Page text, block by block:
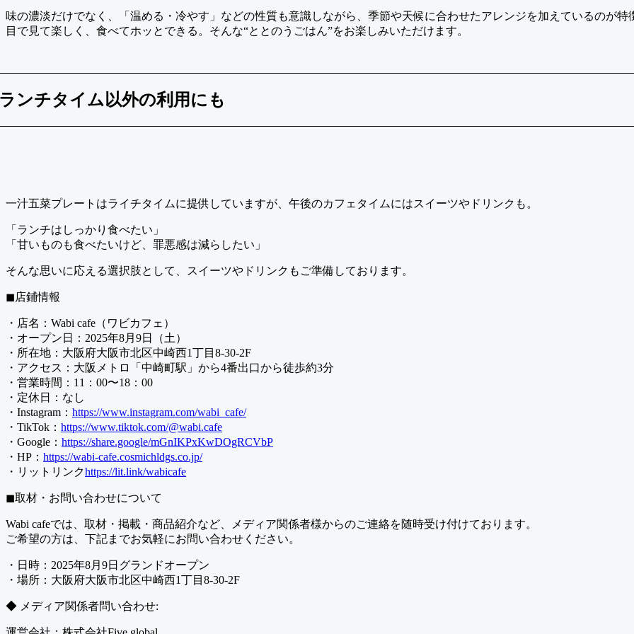
味の濃淡だけでなく、「温める・冷やす」などの性質も意識しながら、季節や天候に合わせたアレンジを加えているのが特
目で見て楽しく、食べてホッとできる。そんな“ととのうごはん”をお楽しみいただけます。
ンチタイム以外の利用にも
一汁五菜プレートはライチタイムに提供していますが、午後のカフェタイムにはスイーツやドリンクも。
「ランチはしっかり食べたい」
「甘いものも食べたいけど、罪悪感は減らしたい」
そんな思いに応える選択肢として、スイーツやドリンクもご準備しております。
◼︎店鋪情報
・店名：Wabi cafe（ワビカフェ）
・オープン日：2025年8月9日（土）
・所在地：大阪府大阪市北区中崎西1丁目8-30-2F
・アクセス：大阪メトロ「中崎町駅」から4番出口から徒歩約3分
・営業時間：11：00〜18：00
・定休日：なし
・Instagram： https://www.instagram.com/wabi_cafe/
・TikTok： https://www.tiktok.com/@wabi.cafe
・Google： https://share.google/mGnIKPxKwDOgRCVbP
・HP： https://wabi-cafe.cosmichldgs.co.jp/
・リットリンクhttps://lit.link/wabicafe
◼︎取材・お問い合わせについて
Wabi cafeでは、取材・掲載・商品紹介など、メディア関係者様からのご連絡を随時受け付けております。
ご希望の方は、下記までお気軽にお問い合わせください。
・日時：2025年8月9日グランドオープン
・場所：大阪府大阪市北区中崎西1丁目8-30-2F
◆ メディア関係者問い合わせ: